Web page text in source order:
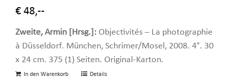
€ 48,--
Zweite, Armin [Hrsg.]: Objectivités – La photographie
à Düsseldorf. München, Schrimer/Mosel, 2008. 4°. 30
x 24 cm. 375 (1) Seiten. Original-Karton.
In den Warenkorb Details